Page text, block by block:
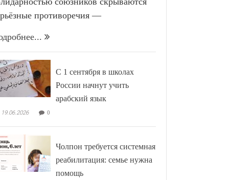
противоречия —
С 1 сентября в школах
России начнут учить
арабский язык
19.06.2026 0
Чолпон требуется системная
реабилитация: семье нужна
помощь